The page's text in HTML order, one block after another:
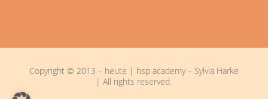
Copyright © 2013 – heute | hsp academy – Sylvia Harke
| All rights reserved.